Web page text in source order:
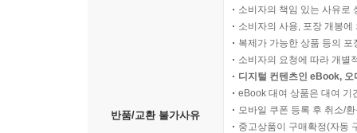
반품/교환 불가사유
소비자의 책임 있는 사유로
소비자의 사용, 포장 개봉
복제가 가능한 상품 등의
소비자의 요청에 따라 개별
디지털 컨텐츠인 eBook,
eBook 대여 상품은 대여 기
모바일 쿠폰 등록 후 취소/
중고상품이 구매확정(자동